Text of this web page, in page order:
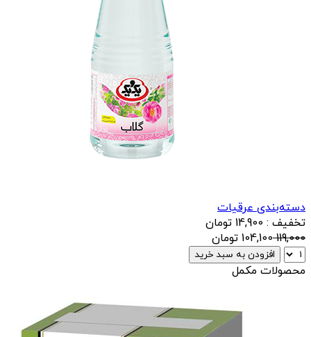
دسته‌بندی عرقیات
تخفیف : 14,900 تومان
119,000
104,100 تومان
افزودن به سبد خرید
محصولات مکمل